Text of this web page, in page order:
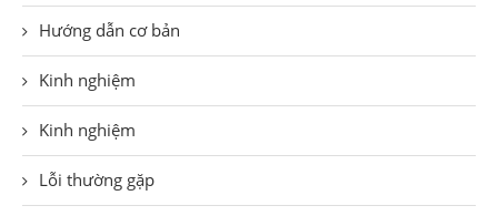
Hướng dẫn cơ bản
Kinh nghiệm
Kinh nghiệm
Lỗi thường gặp